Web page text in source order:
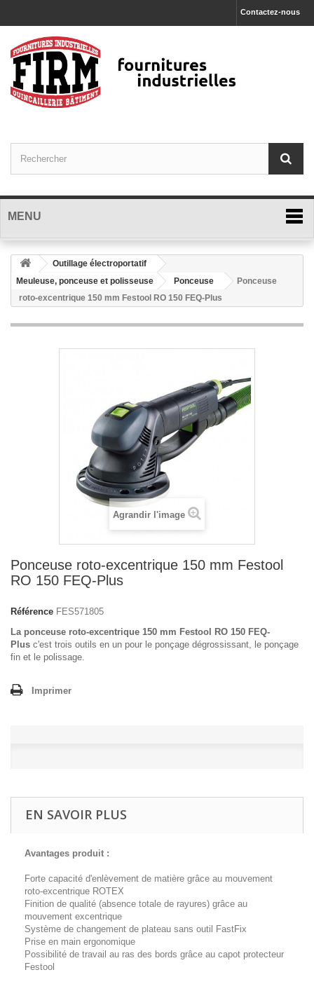
Contactez-nous
MENU
Outillage électroportatif
Meuleuse, ponceuse et polisseuse
Ponceuse
Ponceuse
roto-excentrique 150 mm Festool RO 150 FEQ-Plus
Agrandir l'image
Ponceuse roto-excentrique 150 mm Festool
RO 150 FEQ-Plus
Référence FES571805
La ponceuse roto-excentrique 150 mm Festool RO 150 FEQ-
Plus c'est trois outils en un pour le ponçage dégrossissant, le ponçage
fin et le polissage.
Imprimer
EN SAVOIR PLUS
Avantages produit :
Forte capacité d'enlèvement de matière grâce au mouvement
roto-excentrique ROTEX
Finition de qualité (absence totale de rayures) grâce au
mouvement excentrique
Système de changement de plateau sans outil FastFix
Prise en main ergonomique
Possibilité de travail au ras des bords grâce au capot protecteur
Festool